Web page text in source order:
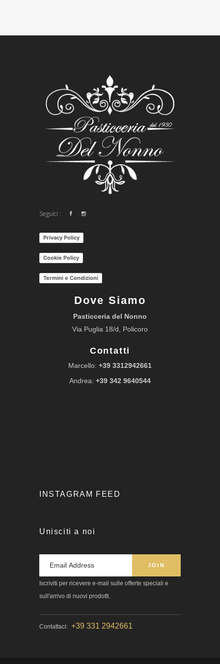
Seguici :
Privacy Policy
Cookie Policy
Termini e Condizioni
Dove Siamo
Pasticceria del Nonno
Via Puglia 18/d, Policoro
Contatti
Marcello: +39 3312942661
Andrea: +39 342 9640544
INSTAGRAM FEED
Unisciti a noi
Iscriviti per ricevere e-mail sulle offerte speciali e
sull'arrivo di nuovi prodotti.
Contattaci: +39 331 2942661